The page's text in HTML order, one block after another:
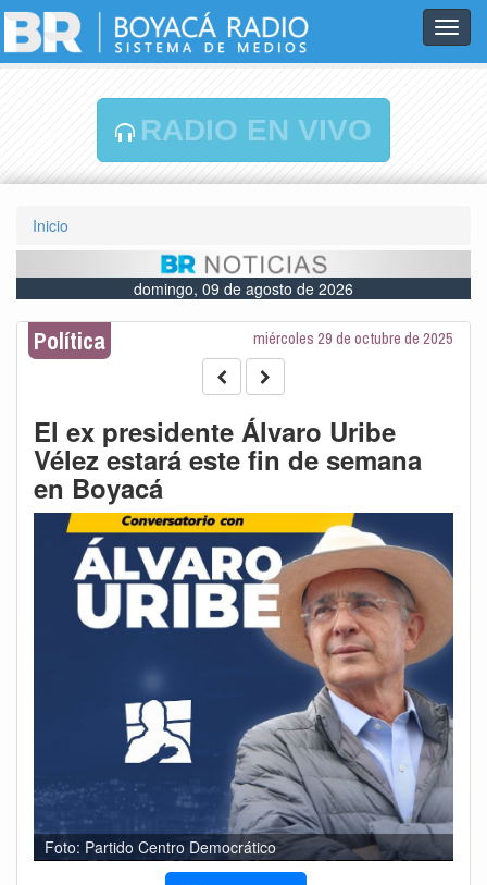
RADIO EN VIVO
Inicio
domingo, 09 de agosto de 2026
Política miércoles 29 de octubre de 2025
El ex presidente Álvaro Uribe
Vélez estará este fin de semana
en Boyacá
Foto: Partido Centro Democrático